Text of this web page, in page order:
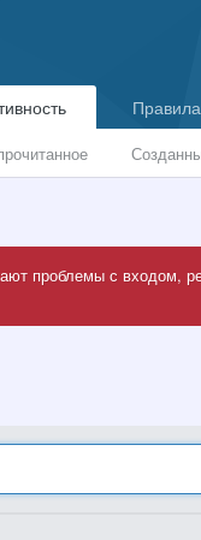
Правила
проблемы с входом,